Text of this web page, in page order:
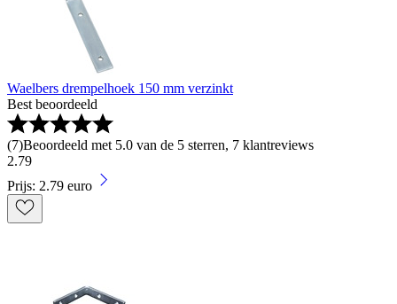
Waelbers drempelhoek 150 mm verzinkt
Best beoordeeld
(7)Beoordeeld met 5.0 van de 5 sterren, 7 klantreviews
2.79
Prijs: 2.79 euro